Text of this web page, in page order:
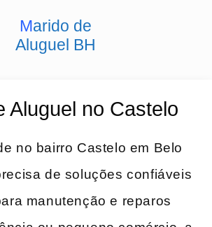
Marido de
Aluguel BH
Aluguel no Castelo
no bairro Castelo em Belo
de soluções confiáveis
manutenção e reparos